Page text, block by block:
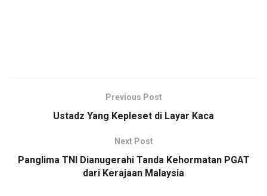
Previous Post
Ustadz Yang Kepleset di Layar Kaca
Next Post
Panglima TNI Dianugerahi Tanda Kehormatan PGAT
dari Kerajaan Malaysia